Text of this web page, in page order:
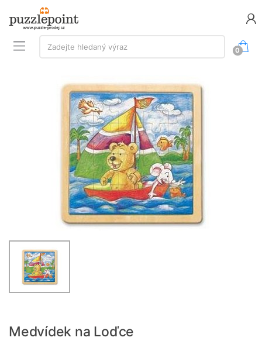
Vyhledávání:
Zadejte hledaný výraz
0
Medvídek na Loďce